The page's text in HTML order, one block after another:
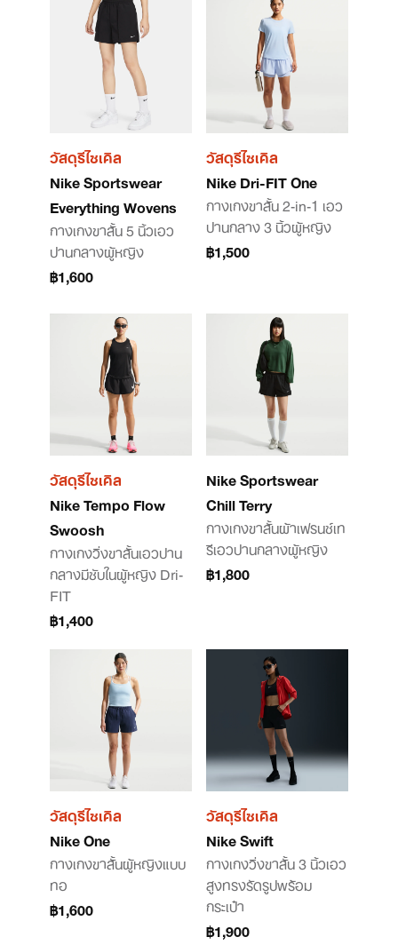
วัสดุรีไซเคิล
Nike Sportswear
Everything Wovens
กางเกงขาสั้น 5 นิ้วเอว
ปานกลางผู้หญิง
฿1,600
วัสดุรีไซเคิล
Nike Dri-FIT One
กางเกงขาสั้น 2-in-1 เอว
ปานกลาง 3 นิ้วผู้หญิง
฿1,500
วัสดุรีไซเคิล
Nike Tempo Flow
Swoosh
กางเกงวิ่งขาสั้นเอวปาน
กลางมีซับในผู้หญิง Dri-
FIT
฿1,400
Nike Sportswear
Chill Terry
กางเกงขาสั้นผ้าเฟรนช์เท
รีเอวปานกลางผู้หญิง
฿1,800
วัสดุรีไซเคิล
Nike One
กางเกงขาสั้นผู้หญิงแบบ
ทอ
฿1,600
วัสดุรีไซเคิล
Nike Swift
กางเกงวิ่งขาสั้น 3 นิ้วเอว
สูงทรงรัดรูปพร้อม
กระเป๋า
฿1,900